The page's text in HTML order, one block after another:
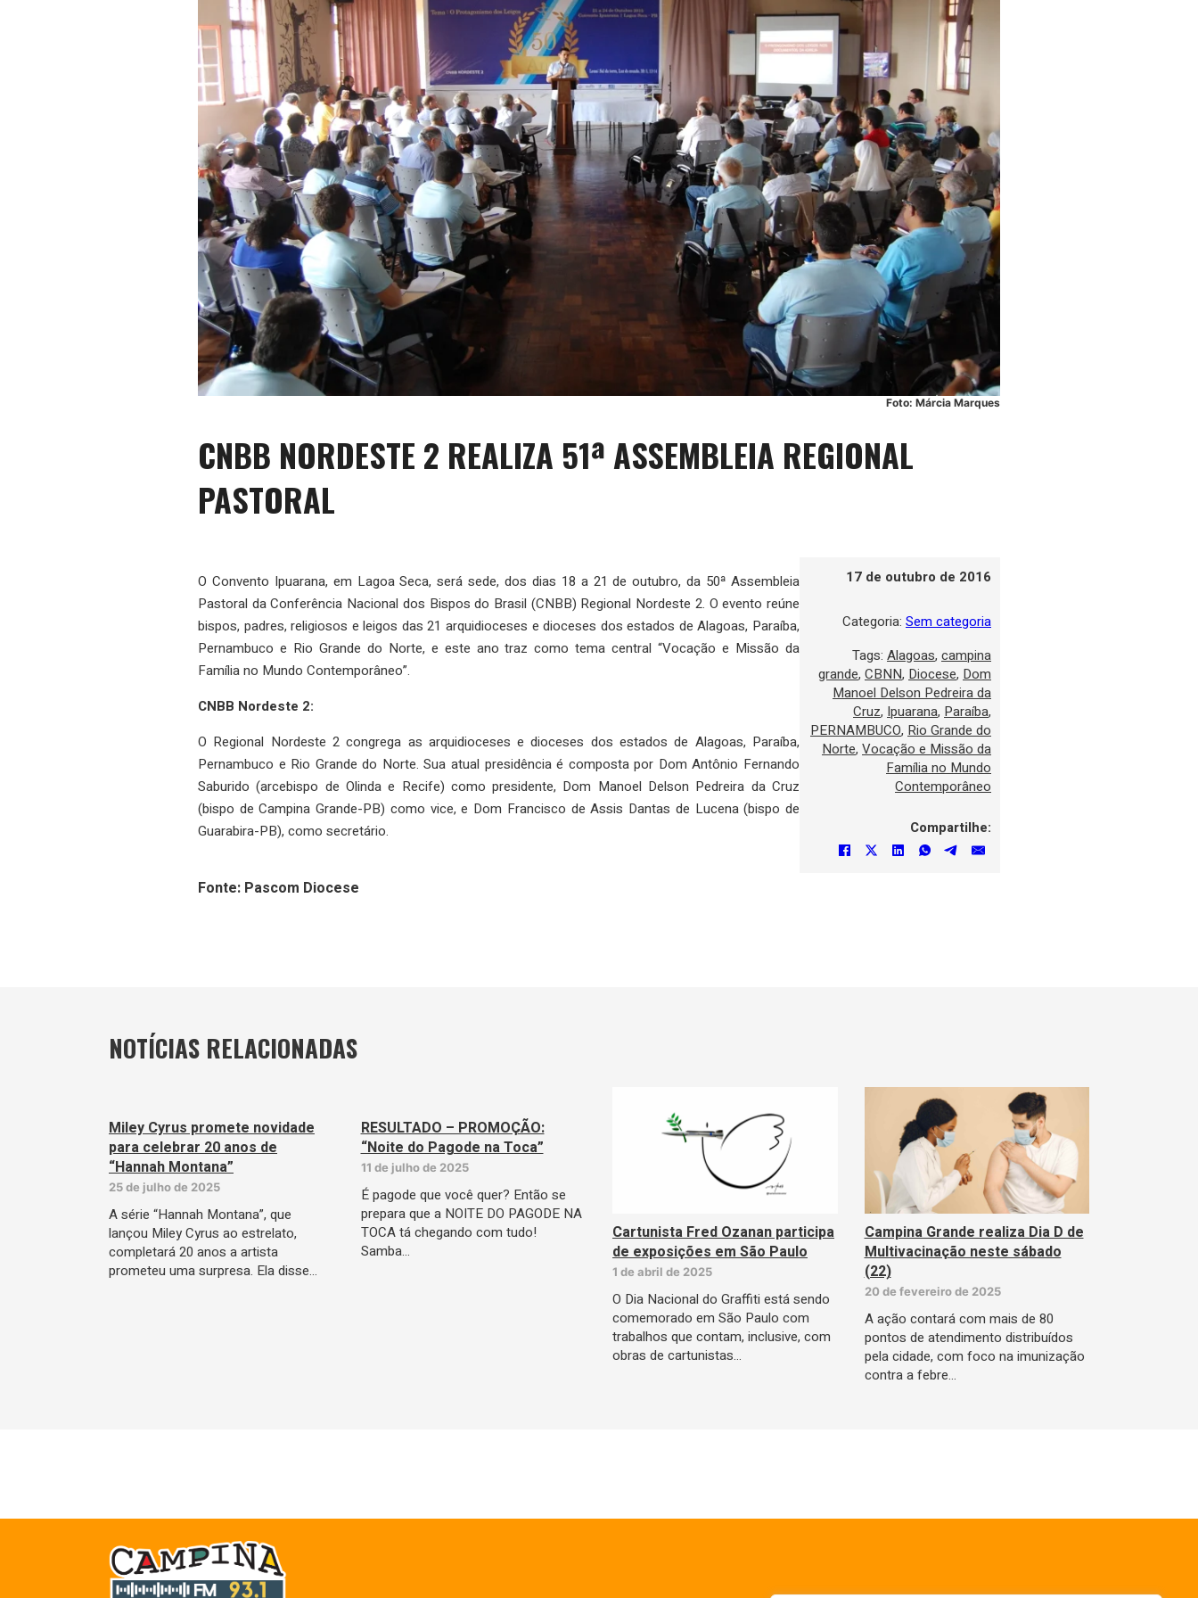
Foto: Márcia Marques
CNBB NORDESTE 2 REALIZA 51ª ASSEMBLEIA REGIONAL
PASTORAL
O Convento Ipuarana, em Lagoa Seca, será sede, dos dias 18 a 21 de outubro, da 50ª Assembleia
Pastoral da Conferência Nacional dos Bispos do Brasil (CNBB) Regional Nordeste 2. O evento reúne
bispos, padres, religiosos e leigos das 21 arquidioceses e dioceses dos estados de Alagoas, Paraíba,
Pernambuco e Rio Grande do Norte, e este ano traz como tema central “Vocação e Missão da
Família no Mundo Contemporâneo”.
CNBB Nordeste 2:
O Regional Nordeste 2 congrega as arquidioceses e dioceses dos estados de Alagoas, Paraíba,
Pernambuco e Rio Grande do Norte. Sua atual presidência é composta por Dom Antônio Fernando
Saburido (arcebispo de Olinda e Recife) como presidente, Dom Manoel Delson Pedreira da Cruz
(bispo de Campina Grande-PB) como vice, e Dom Francisco de Assis Dantas de Lucena (bispo de
Guarabira-PB), como secretário.
Fonte: Pascom Diocese
17 de outubro de 2016
Categoria: Sem categoria
Tags: Alagoas, campina
grande, CBNN, Diocese, Dom
Manoel Delson Pedreira da
Cruz, Ipuarana, Paraíba,
PERNAMBUCO, Rio Grande do
Norte, Vocação e Missão da
Família no Mundo
Contemporâneo
Compartilhe:
NOTÍCIAS RELACIONADAS
Miley Cyrus promete novidade
para celebrar 20 anos de
“Hannah Montana”
25 de julho de 2025
A série “Hannah Montana”, que
lançou Miley Cyrus ao estrelato,
completará 20 anos a artista
prometeu uma surpresa. Ela disse…
RESULTADO – PROMOÇÃO:
“Noite do Pagode na Toca”
11 de julho de 2025
É pagode que você quer? Então se
prepara que a NOITE DO PAGODE NA
TOCA tá chegando com tudo!
Samba…
Cartunista Fred Ozanan participa
de exposições em São Paulo
1 de abril de 2025
O Dia Nacional do Graffiti está sendo
comemorado em São Paulo com
trabalhos que contam, inclusive, com
obras de cartunistas…
Campina Grande realiza Dia D de
Multivacinação neste sábado
(22)
20 de fevereiro de 2025
A ação contará com mais de 80
pontos de atendimento distribuídos
pela cidade, com foco na imunização
contra a febre…